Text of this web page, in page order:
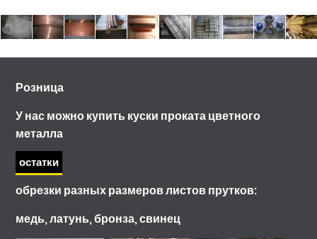
Розница
У нас можно купить куски проката цветного
металла
остатки
обрезки разных размеров листов прутков:
медь, латунь, бронза, свинец